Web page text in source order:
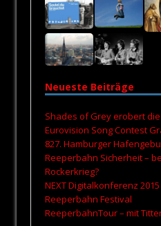
Neueste Beiträge
Shades of Grey erobert
Eurovision Song Contest
827. Hamburger
Reeperbahn Sicherheit –
Rockerkrieg?
NEXT Digitalkonferenz
Reeperbahn Festival
ReeperbahnTour – mit